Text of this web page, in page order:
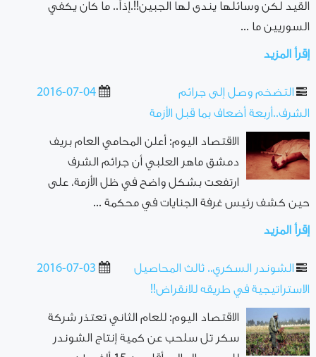
القيد لكن وسائلها يندى لها الجبين!!.إذاً.. ما كان يكفي
السوريين ما ...
إقرأ المزيد
2016-07-04
التضخم وصل إلى جرائم
الشرف..أربعة أضعاف بما قبل الأزمة
الاقتصاد اليوم: أعلن المحامي العام بريف
دمشق ماهر العلبي أن جرائم الشرف
ارتفعت بشكل واضح في ظل الأزمة، على
حين كشف رئيس غرفة الجنايات في محكمة ...
إقرأ المزيد
2016-07-03
الشوندر السكري.. ثالث المحاصيل
الاستراتيجية في طريقه للانقراض!!
الاقتصاد اليوم: للعام الثاني تعتذر شركة
سكر تل سلحب عن كمية إنتاج الشوندر